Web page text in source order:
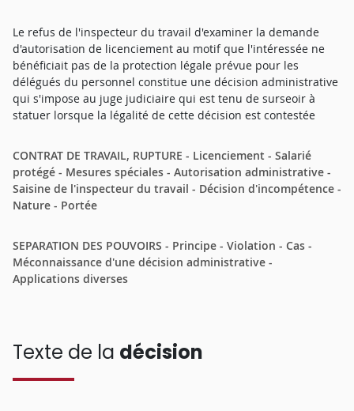
Le refus de l'inspecteur du travail d'examiner la demande
d'autorisation de licenciement au motif que l'intéressée ne
bénéficiait pas de la protection légale prévue pour les
délégués du personnel constitue une décision administrative
qui s'impose au juge judiciaire qui est tenu de surseoir à
statuer lorsque la légalité de cette décision est contestée
CONTRAT DE TRAVAIL, RUPTURE - Licenciement - Salarié
protégé - Mesures spéciales - Autorisation administrative -
Saisine de l'inspecteur du travail - Décision d'incompétence -
Nature - Portée
SEPARATION DES POUVOIRS - Principe - Violation - Cas -
Méconnaissance d'une décision administrative -
Applications diverses
Texte de la décision